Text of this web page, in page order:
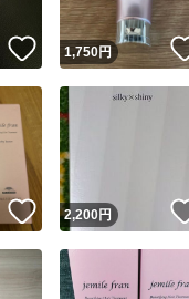
Yahoo!フリマの基準
このユーザーは
このユーザーは他フ
づく表示であり、発送を保
無断転載は禁止されてい
品につき1回 です
出品ペ
いいね！
1,750円
いいね！
2,200円